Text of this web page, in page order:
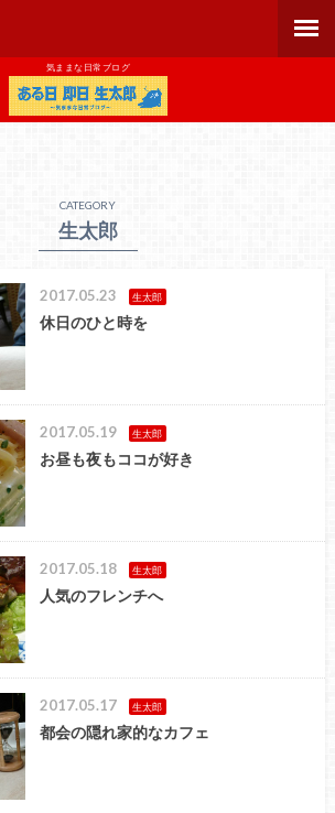
気ままな日常ブログ
CATEGORY
生太郎
2017.05.23 生太郎
休日のひと時を
2017.05.19 生太郎
お昼も夜もココが好き
2017.05.18 生太郎
人気のフレンチへ
2017.05.17 生太郎
都会の隠れ家的なカフェ